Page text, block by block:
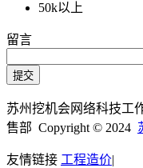
50k以上
留言
苏州挖机会网络科技工
售部 Copyright © 2024
友情链接 工程造价|